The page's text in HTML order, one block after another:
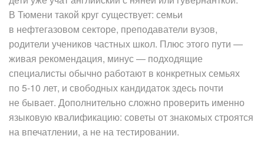
В Тюмени такой круг существует: семьи
в нефтегазовом секторе, преподаватели вузов,
родители учеников частных школ. Плюс этого пути —
живая рекомендация, минус — подходящие
специалисты обычно работают в конкретных семьях
по 5-10 лет, и свободных кандидаток здесь почти
не бывает. Дополнительно сложно проверить именно
языковую квалификацию: советы от знакомых строятся
на впечатлении, а не на тестировании.